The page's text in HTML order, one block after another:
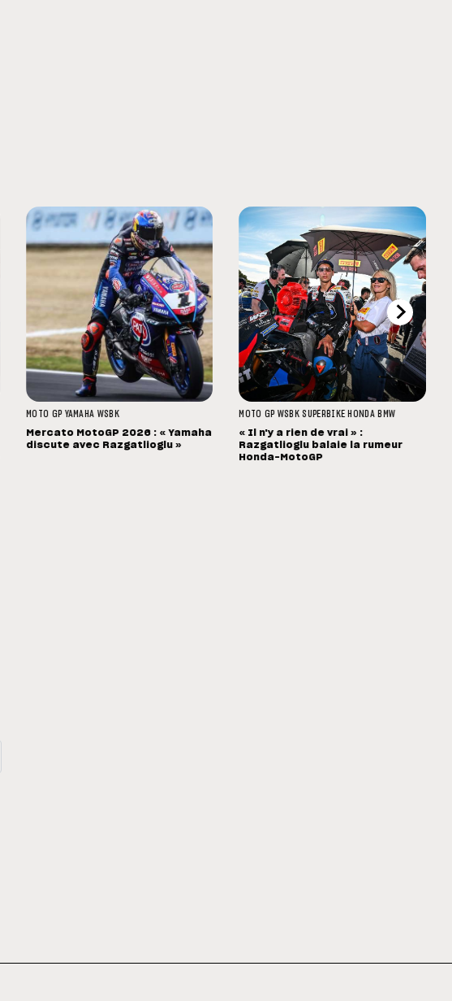
MOTO GP YAMAHA WSBK
Mercato MotoGP 2026 : « Yamaha
discute avec Razgatlioglu »
MOTO GP WSBK SUPERBIKE HONDA BMW
« Il n'y a rien de vrai » :
Razgatlioglu balaie la rumeur
Honda-MotoGP